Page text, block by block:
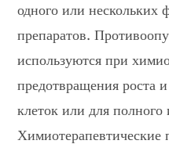
одного или нескольких
препаратов.
используются при
предотвращения роста
клеток или для